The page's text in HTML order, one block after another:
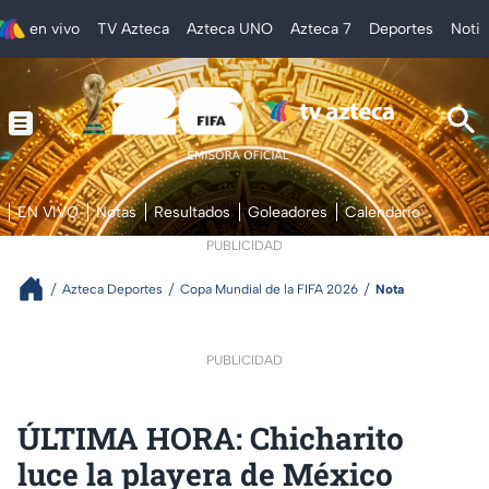
en vivo TV Azteca Azteca UNO Azteca 7 Deportes
EN VIVO Notas Resultados Goleadores Calendario
PUBLICIDAD
Azteca Deportes Copa Mundial de la FIFA 2026 Nota
PUBLICIDAD
ÚLTIMA HORA: Chicharito
luce la playera de México